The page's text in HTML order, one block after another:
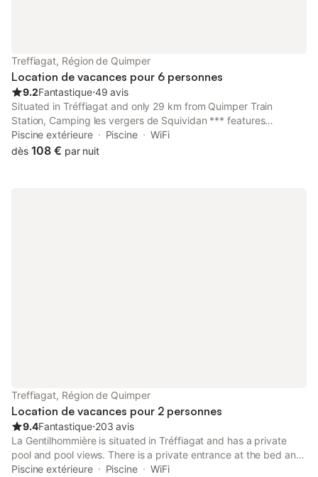
Treffiagat, Région de Quimper
Location de vacances pour 6 personnes
9.2Fantastique⋅49 avis
Situated in Tréffiagat and only 29 km from Quimper Train
Station, Camping les vergers de Squividan *** features
accommodation with sea views, free WiFi and free private
parking.
Piscine extérieure Piscine
WiFi
dès 108 € par nuit
Treffiagat, Région de Quimper
Location de vacances pour 2 personnes
9.4Fantastique⋅203 avis
La Gentilhommière is situated in Tréffiagat and has a private
pool and pool views. There is a private entrance at the bed and
breakfast for the convenience of those who stay.
Piscine extérieure Piscine
WiFi